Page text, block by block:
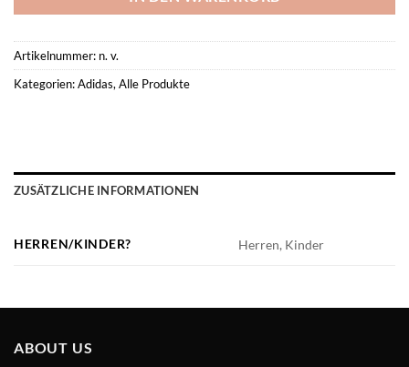
Artikelnummer: n. v.
Kategorien:Adidas, Alle Produkte
ZUSÄTZLICHE INFORMATIONEN
HERREN/KINDER? Herren, Kinder
ABOUT US